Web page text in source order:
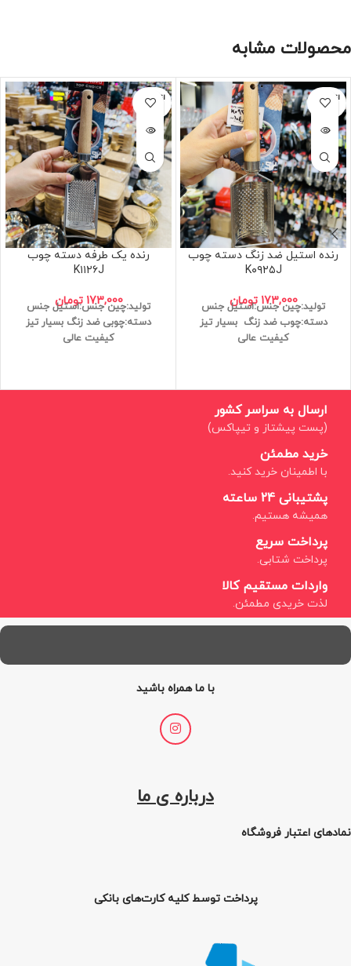
محصولات مشابه
اتمام مو
جودی
رنده استیل ضد زنگ دسته چوب
K۰۹۲۵J
173,000 تومان تولید:چین جنس:استیل جنس
دسته:چوب ضد زنگ بسیار تیز
کیفیت عالی
اتمام مو
جودی
رنده یک طرفه دسته چوب
K۱۱۲۶J
173,000 تومان تولید:چین جنس:استیل جنس
دسته:چوبی ضد زنگ بسیار تیز
کیفیت عالی
ارسال به سراسر کشور
(پست پیشتاز و تیپاکس)
خرید مطمئن
با اطمینان خرید کنید.
پشتیبانی 24 ساعته
همیشه هستیم.
پرداخت سریع
پرداخت شتابی.
واردات مستقیم کالا
لذت خریدی مطمئن.
با ما همراه باشید
درباره ی ما
نمادهای اعتبار فروشگاه
پرداخت توسط کلیه کارت‌های بانکی